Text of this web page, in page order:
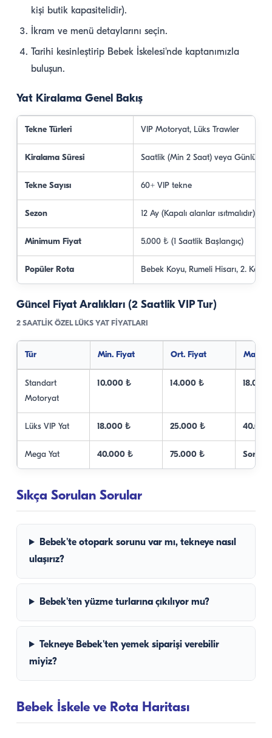
kişi butik kapasitelidir).
İkram ve menü detaylarını seçin.
Tarihi kesinleştirip Bebek İskelesi'nde kaptanımızla
buluşun.
Yat Kiralama Genel Bakış
Tekne Türleri VIP Motoryat, Lüks Trawler
Kiralama Süresi Saatlik (Min 2 Saat) veya Günlük
Tekne Sayısı 60+ VIP tekne
Sezon 12 Ay (Kapalı alanlar ısıtmalıdır)
Minimum Fiyat 5.000 ₺ (1 Saatlik Başlangıç)
Popüler Rota Bebek Koyu, Rumeli Hisarı, 2. Köprü
Güncel Fiyat Aralıkları (2 Saatlik VIP Tur)
2 SAATLIK ÖZEL LÜKS YAT FIYATLARI
Tür Min. Fiyat Ort. Fiyat Maks.
Standart
Motoryat
10.000 ₺ 14.000 ₺ 18.000
Lüks VIP Yat 18.000 ₺ 25.000 ₺
Mega Yat 40.000 ₺ 75.000 ₺
Sıkça Sorulan Sorular
Bebek'te otopark sorunu var mı, tekneye nasıl
ulaşırız?
Bebek'ten yüzme turlarına çıkılıyor mu?
Tekneye Bebek'ten yemek siparişi verebilir
miyiz?
Bebek İskele ve Rota Haritası